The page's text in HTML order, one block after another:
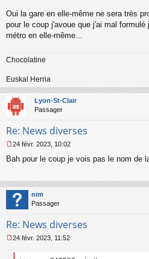
Oui la gare en elle-même ne sera très
pour le coup j'avoue que j'ai mal
métro en elle-même...
Chocolatine
Euskal Herria
Lyon-St-Clair
Passager
Re: News diverses
e
a
g
e
o
l
24 févr. 2023, 10:02
Bah pour le coup je vois pas le nom de
nim
Passager
Re: News diverses
e
24 févr. 2023, 11:52